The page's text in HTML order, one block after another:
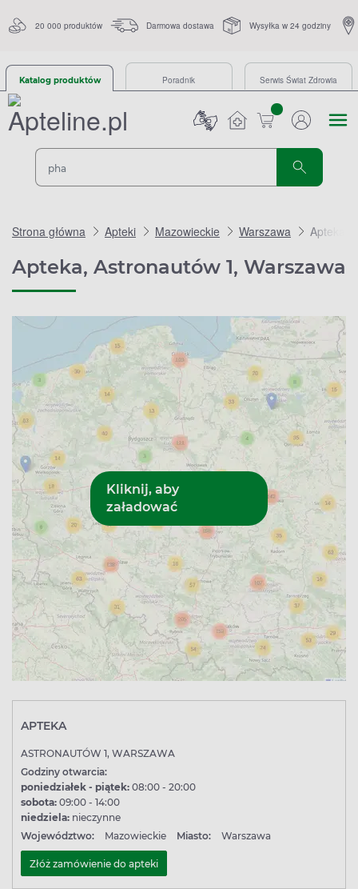
20 000 produktów Darmowa dostawa Wysyłka w 24 godziny
Katalog produktów Poradnik Serwis Świat Zdrowia
sztuk
Strona główna Apteki Mazowieckie Warszawa Apteka,
Apteka, Astronautów 1, Warszawa
APTEKA
ASTRONAUTÓW 1, WARSZAWA
Godziny otwarcia:
poniedziałek - piątek: 08:00 - 20:00
sobota: 09:00 - 14:00
niedziela: nieczynne
Województwo:
Mazowieckie Miasto: Warszawa
Złóż zamówienie do apteki